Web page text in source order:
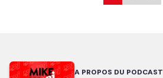
A PROPOS DU PODCAST